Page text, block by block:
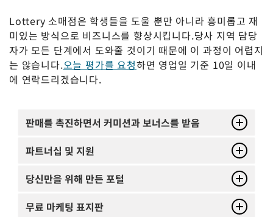
Lottery 소매점은 학생들을 도울 뿐만 아니라 흥미롭고 재
미있는 방식으로 비즈니스를 향상시킵니다.당사 지역 담당
자가 모든 단계에서 도와줄 것이기 때문에 이 과정이 어렵지
는 않습니다.오늘 평가를 요청하면 영업일 기준 10일 이내
에 연락드리겠습니다.
판매를 촉진하면서 커미션과 보너스를 받음
파트너십 및 지원
당신만을 위해 만든 포털
무료 마케팅 표지판